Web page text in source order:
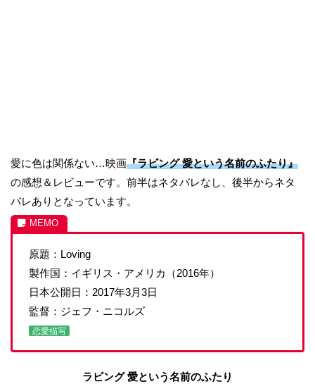
愛に色は関係ない…映画『ラビング 愛という名前のふたり』
の感想＆レビューです。前半はネタバレなし、後半からネタ
バレありとなっています。
原題：Loving
製作国：イギリス・アメリカ（2016年）
日本公開日：2017年3月3日
監督：ジェフ・ニコルズ
恋愛描写
ラビング 愛という名前のふたり